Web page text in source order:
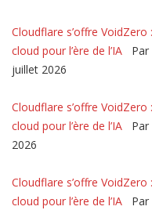
Cloudflare s’offre
cloud pour l’ère de l’IA
juillet 2026
Cloudflare s’offre
cloud pour l’ère de l’IA
2026
Cloudflare s’offre
cloud pour l’ère de l’IA